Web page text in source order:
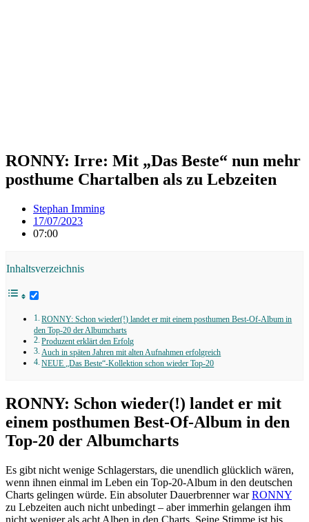
RONNY: Irre: Mit „Das Beste“ nun mehr
posthume Chartalben als zu Lebzeiten
Stephan Imming
17/07/2023
07:00
Inhaltsverzeichnis
RONNY: Schon wieder(!) landet er mit einem posthumen Best-Of-Album in
den Top-20 der Albumcharts
Produzent erklärt den Erfolg
Auch in späten Jahren mit alten Aufnahmen erfolgreich
NEUE „Das Beste“-Kollektion schon wieder Top-20
RONNY: Schon wieder(!) landet er mit
einem posthumen Best-Of-Album in den
Top-20 der Albumcharts
Es gibt nicht wenige Schlagerstars, die unendlich glücklich wären,
wenn ihnen einmal im Leben ein Top-20-Album in den deutschen
Charts gelingen würde. Ein absoluter Dauerbrenner warRONNY
zu Lebzeiten auch nicht unbedingt – aber immerhin gelangen ihm
nicht weniger als acht Alben in den Charts. Seine Stimme ist bis